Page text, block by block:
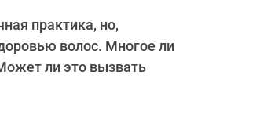
практика, но,
волос. Многое ли
ли это вызвать